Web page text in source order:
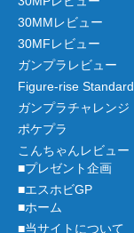
30MMレビュー
30MFレビュー
ガンプラレビュー
Figure-rise Standard
ガンプラチャレンジ
ポケプラ
こんちゃんレビュー
■プレゼント企画
■エスホビGP
■ホーム
■当サイトについて